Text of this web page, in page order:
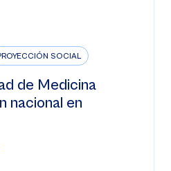
SOCIAL
de Medicina
nacional en